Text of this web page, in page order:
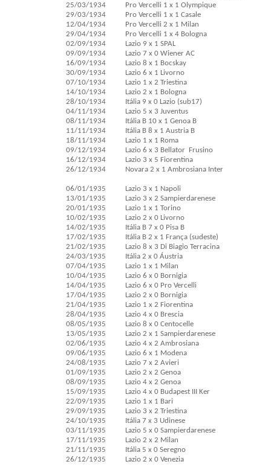
25/03/1934
29/03/1934
12/04/1934
29/04/1934
02/09/1934
09/09/1934
16/09/1934
30/09/1934
07/10/1934
14/10/1934
28/10/1934
04/11/1934
08/11/1934
11/11/1934
18/11/1934
09/12/1934
16/12/1934
26/12/1934
06/01/1935
13/01/1935
20/01/1935
10/02/1935
14/02/1935
17/02/1935
21/02/1935
24/03/1935
07/04/1935
10/04/1935
14/04/1935
17/04/1935
21/04/1935
28/04/1935
08/05/1935
13/05/1935
02/06/1935
09/06/1935
24/08/1935
01/09/1935
08/09/1935
15/09/1935
22/09/1935
29/09/1935
24/10/1935
03/11/1935
17/11/1935
21/11/1935
26/12/1935
Pro Vercelli 1 x 1 Olympique
Pro Vercelli 1 x 1 Casale
Pro Vercelli 2 x 1 Milan
Pro Vercelli 1 x 4 Bologna
Lazio 9 x 1 SPAL
Lazio 7 x 0 Wiener AC
Lazio 8 x 1 Bocskay
Lazio 6 x 1 Livorno
Lazio 1 x 2 Triestina
Lazio 2 x 1 Bologna
Itália 9 x 0 Lazio (sub17)
Lazio 5 x 3 Juventus
Itália B 10 x 1 Genoa B
Itália B 8 x 1 Austria B
Lazio 1 x 1 Roma
Lazio 6 x 3 Bellator Frusino
Lazio 3 x 5 Fiorentina
Novara 2 x 1 Ambrosiana Inter
Lazio 3 x 1 Napoli
Lazio 3 x 2 Sampierdarenese
Lazio 1 x 1 Torino
Lazio 2 x 0 Livorno
Itália B 7 x 0 Pisa B
Itália B 2 x 1 França (sudeste)
Lazio 8 x 3 Di Biagio Terracina
Itália 2 x 0 Áustria
Lazio 1 x 1 Milan
Lazio 6 x 0 Bornigia
Lazio 6 x 0 Pro Vercelli
Lazio 2 x 0 Bornigia
Lazio 1 x 2 Fiorentina
Lazio 4 x 0 Brescia
Lazio 8 x 0 Centocelle
Lazio 2 x 1 Sampierdarenese
Lazio 4 x 2 Ambrosiana
Lazio 6 x 1 Modena
Lazio 7 x 2 Avieri
Lazio 2 x 2 Genoa
Lazio 4 x 2 Genoa
Lazio 4 x 0 Budapest III Ker
Lazio 1 x 1 Bari
Lazio 3 x 2 Triestina
Itália 7 x 3 Udinese
Lazio 5 x 0 Sampierdarenese
Lazio 2 x 2 Milan
Itália 5 x 0 Seregno
Lazio 2 x 0 Venezia